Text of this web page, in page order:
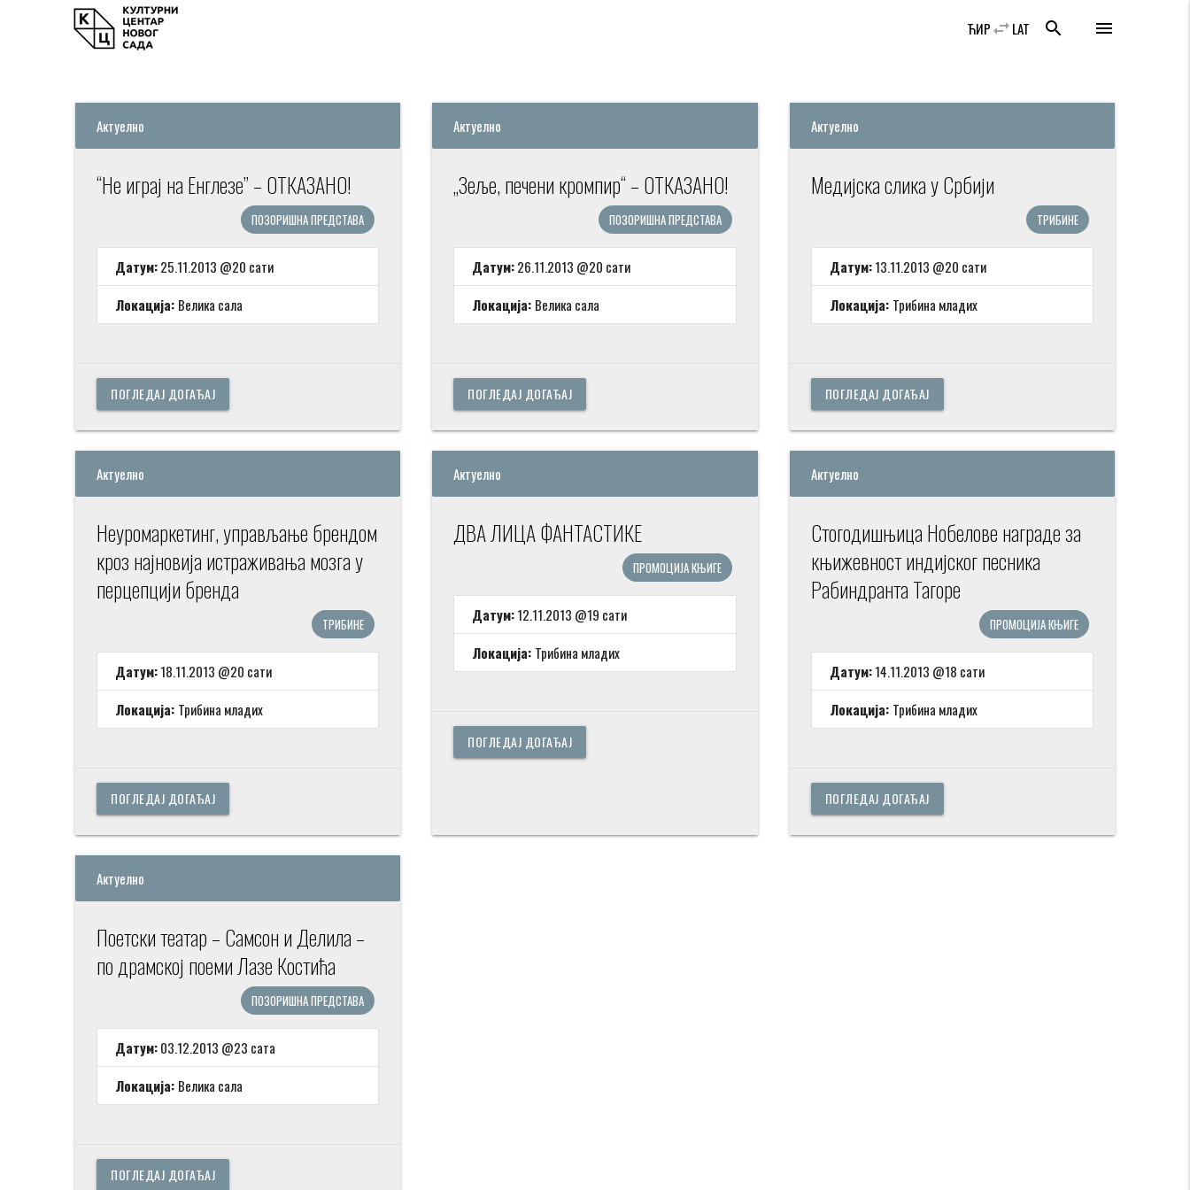
menu
search
LAT
swap_horiz
ЋИР
Актуелно
“Не играј на Енглезе” – ОТКАЗАНО!
ПОЗОРИШНА ПРЕДСТАВА
Датум:25.11.2013 @20 сати
Локација: Велика сала
ПОГЛЕДАЈ ДОГАЂАЈ
Актуелно
„Зеље, печени кромпир“ – ОТКАЗАНО!
ПОЗОРИШНА ПРЕДСТАВА
Датум:26.11.2013 @20 сати
Локација: Велика сала
ПОГЛЕДАЈ ДОГАЂАЈ
Актуелно
Медијска слика у Србији
ТРИБИНЕ
Датум:13.11.2013 @20 сати
Локација: Трибина младих
ПОГЛЕДАЈ ДОГАЂАЈ
Актуелно
Неуромаркетинг, управљање брендом
кроз најновија истраживања мозга у
перцепцији бренда
ТРИБИНЕ
Датум:18.11.2013 @20 сати
Локација: Трибина младих
ПОГЛЕДАЈ ДОГАЂАЈ
Актуелно
ДВА ЛИЦА ФАНТАСТИКЕ
ПРОМОЦИЈА КЊИГЕ
Датум:12.11.2013 @19 сати
Локација: Трибина младих
ПОГЛЕДАЈ ДОГАЂАЈ
Актуелно
Стогодишњица Нобелове награде за
књижевност индијског песника
Рабиндранта Тагоре
ПРОМОЦИЈА КЊИГЕ
Датум:14.11.2013 @18 сати
Локација: Трибина младих
ПОГЛЕДАЈ ДОГАЂАЈ
Актуелно
Поетски театар – Самсон и Делила –
по драмској поеми Лазе Костића
ПОЗОРИШНА ПРЕДСТАВА
Датум:03.12.2013 @23 сата
Локација: Велика сала
ПОГЛЕДАЈ ДОГАЂАЈ